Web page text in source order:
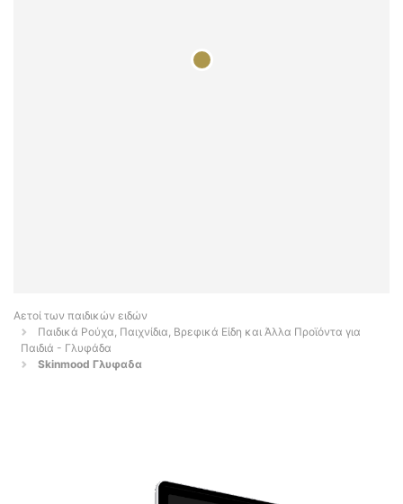
Αετοί των παιδικών ειδών
Παιδικά Ρούχα, Παιχνίδια, Βρεφικά Είδη και Άλλα Προϊόντα για
Παιδιά - Γλυφάδα
Skinmood Γλυφαδα